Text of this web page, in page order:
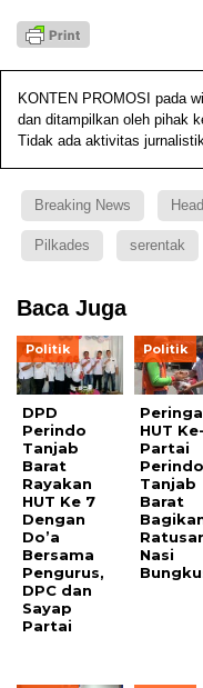
KONTEN PROMOSI pada
dan ditampilkan oleh pihak
Tidak ada aktivitas
Breaking News
Pilkades serentak
Baca Juga
Politik
DPD
Perindo
Tanjab
Barat
Rayakan
HUT Ke 7
Dengan
Do’a
Bersama
Pengurus,
DPC dan
Sayap
Partai
Politik
HUT
Partai
Perindo
Tanjab
Barat
Nasi